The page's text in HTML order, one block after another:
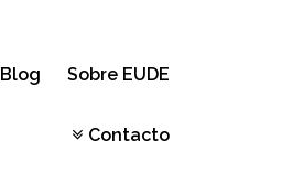
Blog Sobre EUDE
Contacto